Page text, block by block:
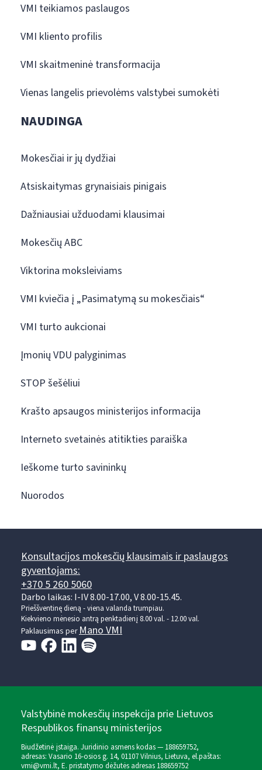
VMI teikiamos paslaugos
VMI kliento profilis
VMI skaitmeninė transformacija
Vienas langelis prievolėms valstybei sumokėti
NAUDINGA
Mokesčiai ir jų dydžiai
Atsiskaitymas grynaisiais pinigais
Dažniausiai užduodami klausimai
Mokesčių ABC
Viktorina moksleiviams
VMI kviečia į „Pasimatymą su mokesčiais“
VMI turto aukcionai
Įmonių VDU palyginimas
STOP šešėliui
Krašto apsaugos ministerijos informacija
Interneto svetainės atitikties paraiška
Ieškome turto savininkų
Nuorodos
Konsultacijos mokesčių klausimais ir paslaugos
gyventojams:
+370 5 260 5060
Darbo laikas: I-IV 8.00-17.00, V 8.00-15.45.
Prieššventinę dieną - viena valanda trumpiau.
Kiekvieno mėnesio antrą penktadienį 8.00 val. - 12.00 val.
Paklausimas per Mano VMI
Valstybinė mokesčių inspekcija prie Lietuvos
Respublikos finansų ministerijos
Biudžetinė įstaiga. Juridinio asmens kodas — 188659752,
adresas: Vasario 16-osios g. 14, 01107 Vilnius, Lietuva, el.paštas:
vmi@vmi.lt, E. pristatymo dėžutės adresas 188659752